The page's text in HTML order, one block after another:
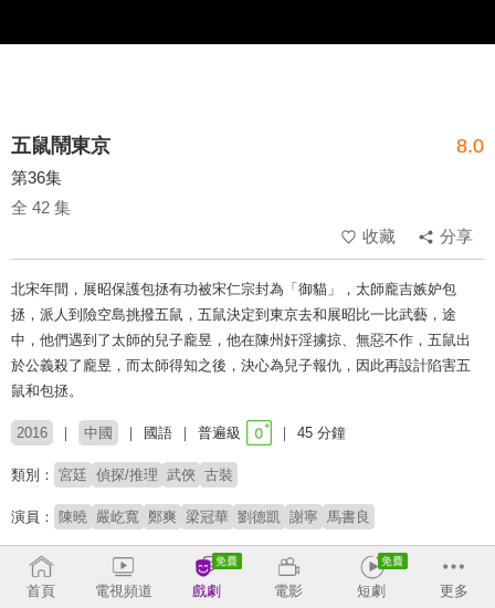
五鼠鬧東京 8.0
第36集
全 42 集
收藏
分享
北宋年間，展昭保護包拯有功被宋仁宗封為「御貓」，太師龐吉嫉妒包
拯，派人到險空島挑撥五鼠，五鼠決定到東京去和展昭比一比武藝，途
中，他們遇到了太師的兒子龐昱，他在陳州奸淫擄掠、無惡不作，五鼠出
於公義殺了龐昱，而太師得知之後，決心為兒子報仇，因此再設計陷害五
鼠和包拯。
2016 中國 國語 普遍級 45 分鐘
類別： 宮廷 偵探/推理 武俠 古裝
演員： 陳曉 嚴屹寬 鄭爽 梁冠華 劉德凱 謝寧 馬書良
收回
首頁
電視頻道 戲劇 電影 短劇 更多